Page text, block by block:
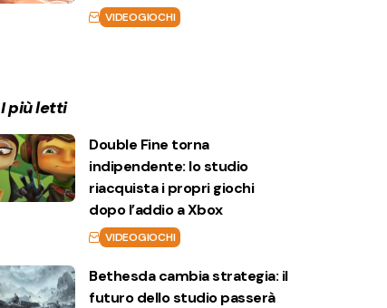
VIDEOGIOCHI
I più letti
Double Fine torna
indipendente: lo studio
riacquista i propri giochi
dopo l’addio a Xbox
VIDEOGIOCHI
Bethesda cambia strategia: il
futuro dello studio passerà